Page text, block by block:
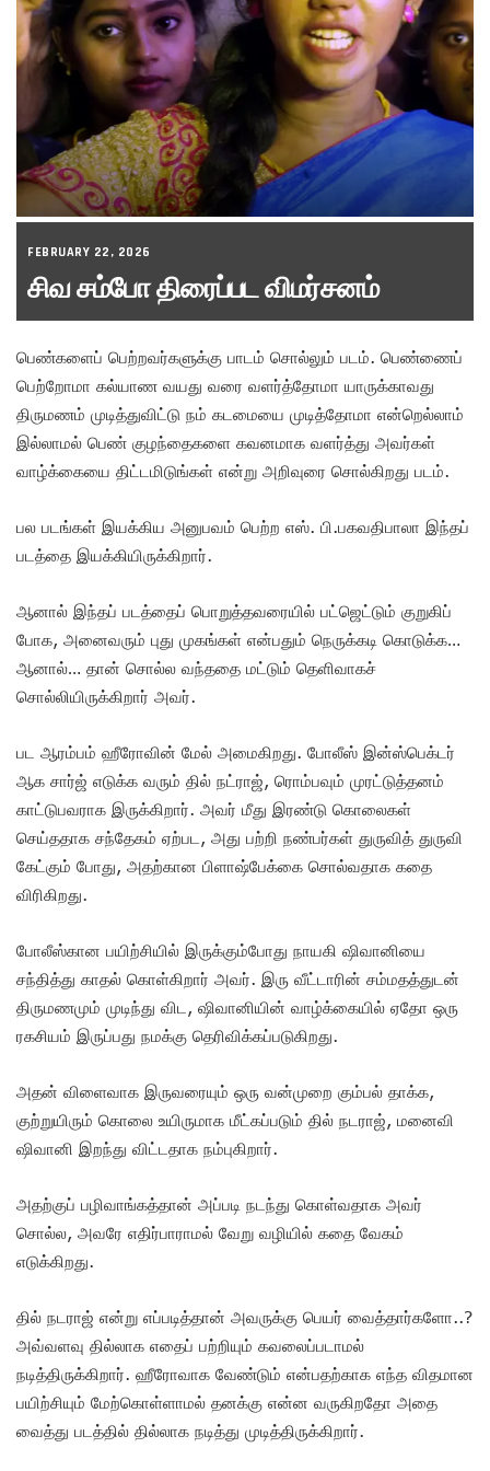
FEBRUARY 22, 2026
சிவ சம்போ திரைப்பட விமர்சனம்
பெண்களைப் பெற்றவர்களுக்கு பாடம் சொல்லும் படம். பெண்ணைப்
பெற்றோமா கல்யாண வயது வரை வளர்த்தோமா யாருக்காவது
திருமணம் முடித்துவிட்டு நம் கடமையை முடித்தோமா என்றெல்லாம்
இல்லாமல் பெண் குழந்தைகளை கவனமாக வளர்த்து அவர்கள்
வாழ்க்கையை திட்டமிடுங்கள் என்று அறிவுரை சொல்கிறது படம்.
பல படங்கள் இயக்கிய அனுபவம் பெற்ற எஸ். பி.பகவதிபாலா இந்தப்
படத்தை இயக்கியிருக்கிறார்.
ஆனால் இந்தப் படத்தைப் பொறுத்தவரையில் பட்ஜெட்டும் குறுகிப்
போக, அனைவரும் புது முகங்கள் என்பதும் நெருக்கடி கொடுக்க…
ஆனால்… தான் சொல்ல வந்ததை மட்டும் தெளிவாகச்
சொல்லியிருக்கிறார் அவர்.
பட ஆரம்பம் ஹீரோவின் மேல் அமைகிறது. போலீஸ் இன்ஸ்பெக்டர்
ஆக சார்ஜ் எடுக்க வரும் தில் நட்ராஜ், ரொம்பவும் முரட்டுத்தனம்
காட்டுபவராக இருக்கிறார். அவர் மீது இரண்டு கொலைகள்
செய்ததாக சந்தேகம் ஏற்பட, அது பற்றி நண்பர்கள் துருவித் துருவி
கேட்கும் போது, அதற்கான பிளாஷ்பேக்கை சொல்வதாக கதை
விரிகிறது.
போலீஸ்கான பயிற்சியில் இருக்கும்போது நாயகி ஷிவானியை
சந்தித்து காதல் கொள்கிறார் அவர். இரு வீட்டாரின் சம்மதத்துடன்
திருமணமும் முடிந்து விட, ஷிவானியின் வாழ்க்கையில் ஏதோ ஒரு
ரகசியம் இருப்பது நமக்கு தெரிவிக்கப்படுகிறது.
அதன் விளைவாக இருவரையும் ஒரு வன்முறை கும்பல் தாக்க,
குற்றுயிரும் கொலை உயிருமாக மீட்கப்படும் தில் நடராஜ், மனைவி
ஷிவானி இறந்து விட்டதாக நம்புகிறார்.
அதற்குப் பழிவாங்கத்தான் அப்படி நடந்து கொள்வதாக அவர்
சொல்ல, அவரே எதிர்பாராமல் வேறு வழியில் கதை வேகம்
எடுக்கிறது.
தில் நடராஜ் என்று எப்படித்தான் அவருக்கு பெயர் வைத்தார்களோ..?
அவ்வளவு தில்லாக எதைப் பற்றியும் கவலைப்படாமல்
நடித்திருக்கிறார். ஹீரோவாக வேண்டும் என்பதற்காக எந்த விதமான
பயிற்சியும் மேற்கொள்ளாமல் தனக்கு என்ன வருகிறதோ அதை
வைத்து படத்தில் தில்லாக நடித்து முடித்திருக்கிறார்.